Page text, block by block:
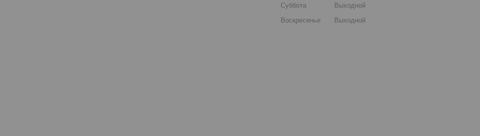
Суббота
Выходной
Воскресенье
Выходной